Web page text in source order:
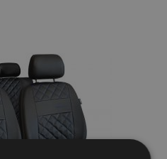
Lista
de
Deseos